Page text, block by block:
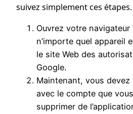
suivez simplement ces étapes.
Ouvrez votre navigateur
n’importe quel appareil
le site Web des
Google.
Maintenant, vous
avec le compte que
supprimer de